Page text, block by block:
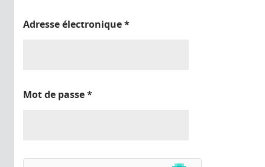
Adresse électronique*
Mot de passe*